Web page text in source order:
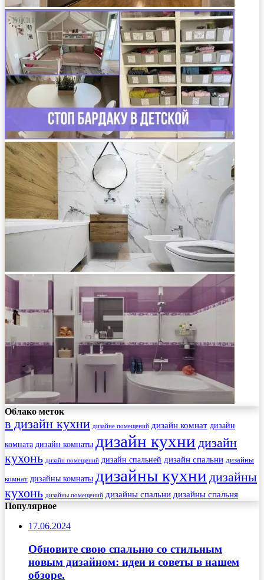
Облако меток
в дизайн кухни дизайне помещений дизайн комнат дизайн
комната дизайн комнаты дизайн кухни дизайн
кухонь дизайн помещений дизайн спальней дизайн спальни дизайны
комнат дизайны комнаты дизайны кухни дизайны
кухонь дизайны помещений дизайны спальни дизайны спальня
Популярное
17.06.2024
Обновите свою спальню со стильным
новым дизайном: идеи и советы в нашем
обзоре.